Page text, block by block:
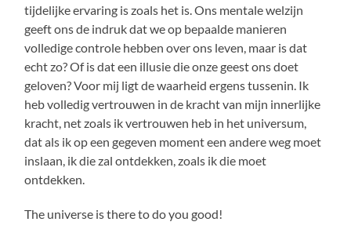
tijdelijke ervaring is zoals het is. Ons mentale welzijn
geeft ons de indruk dat we op bepaalde manieren
volledige controle hebben over ons leven, maar is dat
echt zo? Of is dat een illusie die onze geest ons doet
geloven? Voor mij ligt de waarheid ergens tussenin. Ik
heb volledig vertrouwen in de kracht van mijn innerlijke
kracht, net zoals ik vertrouwen heb in het universum,
dat als ik op een gegeven moment een andere weg moet
inslaan, ik die zal ontdekken, zoals ik die moet
ontdekken.
The universe is there to do you good!